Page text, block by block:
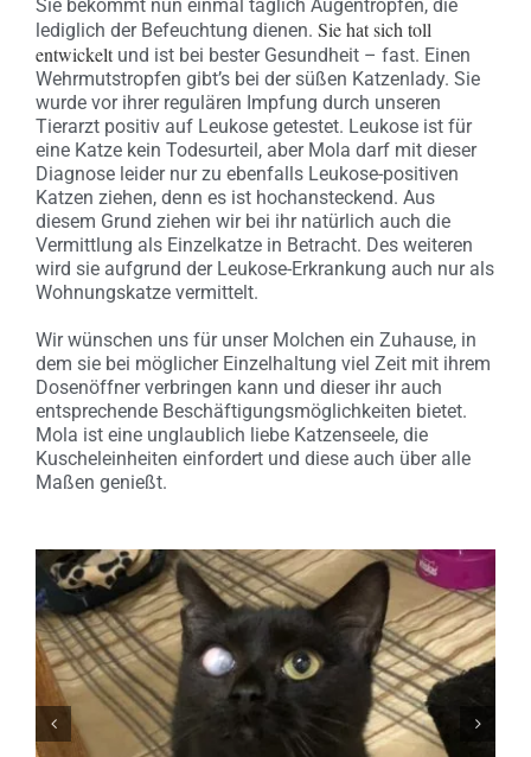
Sie bekommt nun einmal täglich Augentropfen, die
lediglich der Befeuchtung dienen. Sie hat sich toll
entwickeltund ist bei bester Gesundheit – fast. Einen
Wehrmutstropfen gibt’s bei der süßen Katzenlady. Sie
wurde vor ihrer regulären Impfung durch unseren
Tierarzt positiv auf Leukose getestet. Leukose ist für
eine Katze kein Todesurteil, aber Mola darf mit dieser
Diagnose leider nur zu ebenfalls Leukose-positiven
Katzen ziehen, denn es ist hochansteckend. Aus
diesem Grund ziehen wir bei ihr natürlich auch die
Vermittlung als Einzelkatze in Betracht. Des weiteren
wird sie aufgrund der Leukose-Erkrankung auch nur als
Wohnungskatze vermittelt.
Wir wünschen uns für unser Molchen ein Zuhause, in
dem sie bei möglicher Einzelhaltung viel Zeit mit ihrem
Dosenöffner verbringen kann und dieser ihr auch
entsprechende Beschäftigungsmöglichkeiten bietet.
Mola ist eine unglaublich liebe Katzenseele, die
Kuscheleinheiten einfordert und diese auch über alle
Maßen genießt.